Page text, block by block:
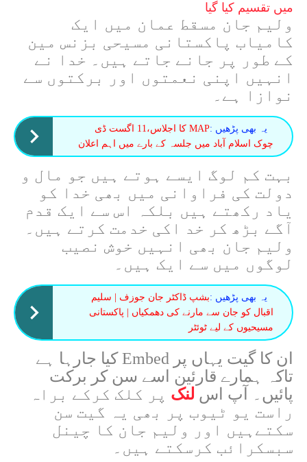
میں تقسیم کیا گیا
ولیم جان مسقط عمان میں ایک
کامیاب پاکستانی مسیحی بزنس مین
کے طور پر جانے جاتے ہیں۔ خدا نے
انہیں اپنی نعمتوں اور برکتوں سے
نوازا ہے۔
یہ بھی پڑھیں :
MAP کا اجلاس،11 اگست ڈی
چوک اسلام آباد میں جلسہ کے بارے میں اہم اعلان
بہت کم لوگ ایسے ہوتے ہیں جو مال و
دولت کی فراوانی میں بھی خدا کو
یاد رکھتے ہیں بلکہ اس سے ایک قدم
آگے بڑھ کر خد اکی خدمت کرتے ہیں۔
ولیم جان بھی انہیں خوش نصیب
لوگوں میں سے ایک ہیں۔
یہ بھی پڑھیں :بشپ ڈاکٹر جان جوزف | سلیم
اقبال کو جان سے مارنے کی دھمکیاں | پاکستانی
مسیحیوں کے لیے ٹوئٹر
ان کا گیت یہاں پر Embed کیا جارہا ہے
تاکہ ہمارے قارئین اسے سن کر برکت
پائیں۔ آپ اس لنک پر کلک کرکے براہ
راست یو ٹیوب پر بھی یہ گیت سن
سکتےہیں اور ولیم جان کا چینل
سبسکرائب کرسکتے ہیں۔